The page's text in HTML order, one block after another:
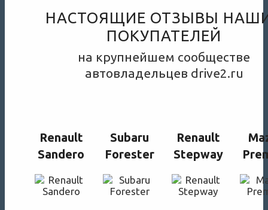
НАСТОЯЩИЕ ОТЗЫВЫ
ПОКУПАТЕЛЕЙ
на крупнейшем сообществе
автовладельцев drive2.ru
Renault
Sandero
Subaru
Forester
Renault
Stepway